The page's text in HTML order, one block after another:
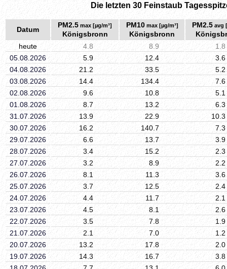
Die letzten 30 Feinstaub
Datum
PM2.5 max [µg/m³]
Königsbronn
PM10max [µg/m³]
Königsbronn
PM2.5avg
heute
4.8 8.9
1.8
05.08.2026
5.9 12.4
3.6
04.08.2026
21.2 33.5
5.2
03.08.2026
14.4 134.4
7.6
02.08.2026
9.6 10.8
5.1
01.08.2026
8.7 13.2
6.3
31.07.2026
13.9 22.9
10.3
30.07.2026
16.2 140.7
7.3
29.07.2026
6.6 13.7
3.9
28.07.2026
3.4 15.2
2.3
27.07.2026
3.2 8.9
2.2
26.07.2026
8.1 11.3
3.6
25.07.2026
3.7 12.5
2.4
24.07.2026
4.4 11.7
2.1
23.07.2026
4.5 8.1
2.6
22.07.2026
3.5 7.8
1.9
21.07.2026
2.1 7.0
1.2
20.07.2026
13.2 17.8
2.0
19.07.2026
14.3 16.7
3.8